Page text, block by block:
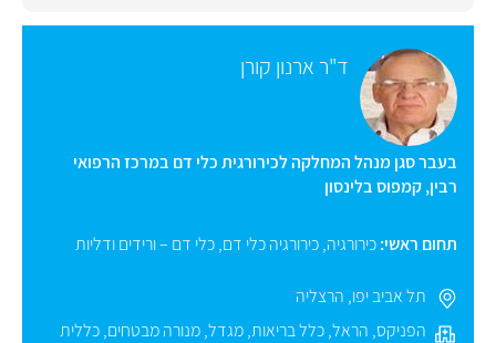
ד"ר ארנון קורן
בעבר סגן מנהל המחלקה לכירורגית כלי דם במרכז הרפואי
רבין, קמפוס בלינסון
תחום ראשי:כירורגיה,כירורגיה כלי דם,כלי דם – ורידים ודליות
תל אביב יפו, הרצליה
הפניקס, הראל,כלל בריאות,מגדל,מנורה מבטחים,כללית